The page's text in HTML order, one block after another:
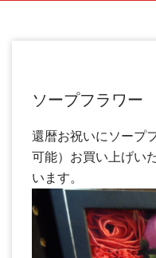
ソープフラワー
還暦お祝いにソープ
可能）お買い上げい
います。